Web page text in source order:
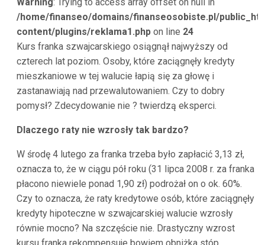
/home/finanseo/domains/finanseosobiste.pl/
content/plugins/reklama1.php on line 24
Kurs franka szwajcarskiego osiągnął najwyższy od
czterech lat poziom. Osoby, które zaciągnęły kredyty
mieszkaniowe w tej walucie łapią się za głowę i
zastanawiają nad przewalutowaniem. Czy to dobry
pomysł? Zdecydowanie nie ? twierdzą eksperci.
Dlaczego raty nie wzrosły tak bardzo?
W środę 4 lutego za franka trzeba było zapłacić 3,13 zł,
oznacza to, że w ciągu pół roku (31 lipca 2008 r. za franka
płacono niewiele ponad 1,90 zł) podrożał on o ok. 60%.
Czy to oznacza, że raty kredytowe osób, które zaciągnęły
kredyty hipoteczne w szwajcarskiej walucie wzrosły
równie mocno? Na szczęście nie. Drastyczny wzrost